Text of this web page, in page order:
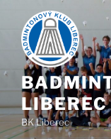
content
LIBEREC
BK Liberec